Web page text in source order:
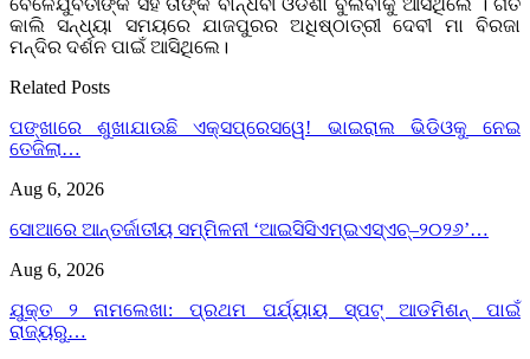
କାଲି ସନ୍ଧ୍ୟା ସମୟରେ ଯାଜପୁରର ଅଧିଷ୍ଠାତ୍ରୀ ଦେବୀ ମା ବିରଜା
ମନ୍ଦିର ଦର୍ଶନ ପାଇଁ ଆସିଥିଲେ।
Related Posts
ପଙ୍ଖାରେ ଶୁଖାଯାଉଛି ଏକ୍ସପ୍ରେସୱେ! ଭାଇରାଲ ଭିଡିଓକୁ ନେଇ
ତେଜିଲା…
Aug 6, 2026
ସୋଆରେ ଆନ୍ତର୍ଜାତୀୟ ସମ୍ମିଳନୀ ‘ଆଇସିସିଏମ୍‌ଇଏସ୍‌ଏଚ୍‌–୨୦୨୬’…
Aug 6, 2026
ଯୁକ୍ତ ୨ ନାମଲେଖା: ପ୍ରଥମ ପର୍ଯ୍ୟାୟ ସ୍ପଟ୍ ଆଡମିଶନ୍ ପାଇଁ
ରାଜ୍ୟରୁ…